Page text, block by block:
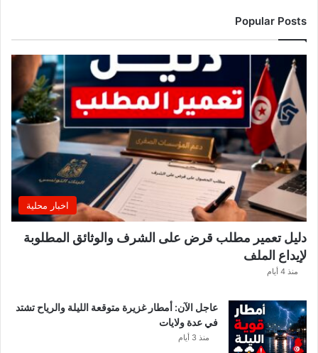
ر
ت
ا
ن
ش
ي
ش
ف
ت
ف
ا
ص
Popular Posts
اخبار محلية
دليل تعمير مطلب قرض على الشرف والوثائق المطلوبة
لإيداع الملف
منذ 4 أيام
عاجل الآن: أمطار غزيرة متوقعة الليلة والرياح تشتد
في عدة ولايات
منذ 3 أيام